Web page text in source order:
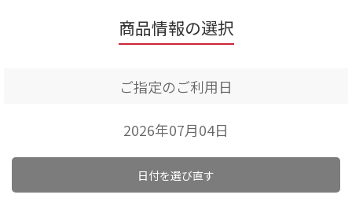
商品情報の選択
ご指定のご利用日
2026年07月04日
日付を選び直す